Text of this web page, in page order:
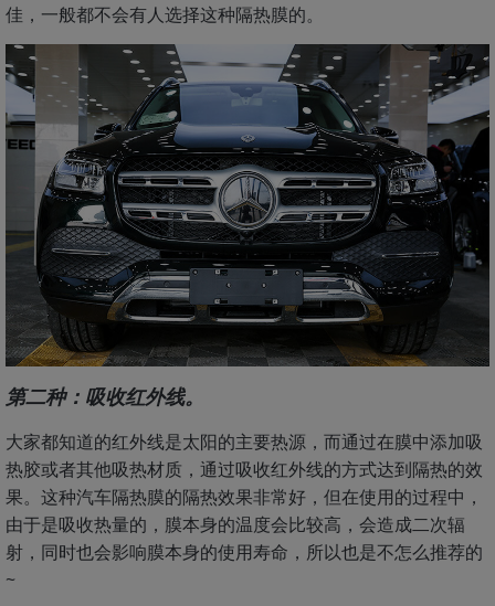
佳，一般都不会有人选择这种隔热膜的。
第二种：吸收红外线。
大家都知道的红外线是太阳的主要热源，而通过在膜中添加吸
热胶或者其他吸热材质，通过吸收红外线的方式达到隔热的效
果。这种汽车隔热膜的隔热效果非常好，但在使用的过程中，
由于是吸收热量的，膜本身的温度会比较高，会造成二次辐
射，同时也会影响膜本身的使用寿命，所以也是不怎么推荐的
~